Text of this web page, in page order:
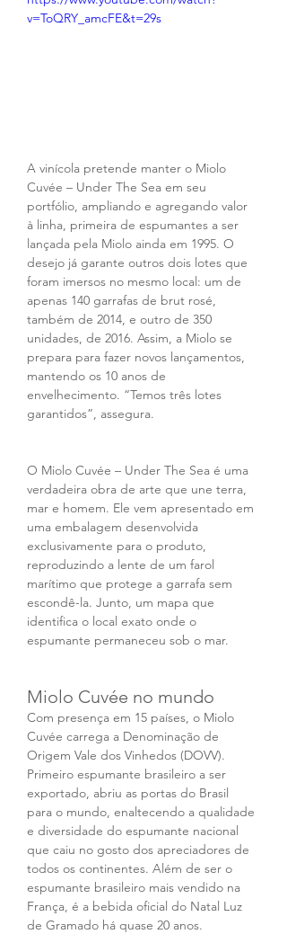
v=ToQRY_amcFE&t=29s
A vinícola pretende manter o Miolo
Cuvée – Under The Sea em seu
portfólio, ampliando e agregando valor
à linha, primeira de espumantes a ser
lançada pela Miolo ainda em 1995. O
desejo já garante outros dois lotes que
foram imersos no mesmo local: um de
apenas 140 garrafas de brut rosé,
também de 2014, e outro de 350
unidades, de 2016. Assim, a Miolo se
prepara para fazer novos lançamentos,
mantendo os 10 anos de
envelhecimento. “Temos três lotes
garantidos”, assegura.
O Miolo Cuvée – Under The Sea é uma
verdadeira obra de arte que une terra,
mar e homem. Ele vem apresentado em
uma embalagem desenvolvida
exclusivamente para o produto,
reproduzindo a lente de um farol
marítimo que protege a garrafa sem
escondê-la. Junto, um mapa que
identifica o local exato onde o
espumante permaneceu sob o mar.
Miolo Cuvée no mundo
Com presença em 15 países, o Miolo
Cuvée carrega a Denominação de
Origem Vale dos Vinhedos (DOVV).
Primeiro espumante brasileiro a ser
exportado, abriu as portas do Brasil
para o mundo, enaltecendo a qualidade
e diversidade do espumante nacional
que caiu no gosto dos apreciadores de
todos os continentes. Além de ser o
espumante brasileiro mais vendido na
França, é a bebida oficial do Natal Luz
de Gramado há quase 20 anos.